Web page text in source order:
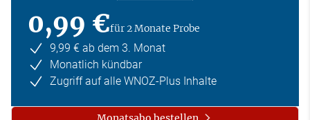
0,99 €für 2 Monate Probe
9,99 € ab dem 3. Monat
Monatlich kündbar
Zugriff auf alle WNOZ-Plus Inhalte